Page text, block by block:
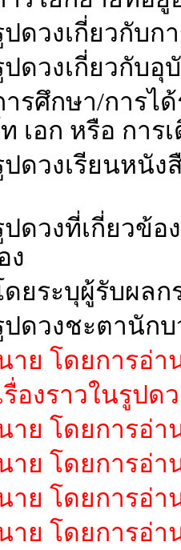
ดวงเกี่ยวกับก
ดวงเกี่ยวกับอุ
รศึกษา/การไ
เอก หรือ การ
ดวงเรียนหนัง
ดวงที่เกี่ยวข้อ
ง
ยระบุผู้รับผลก
ปดวงชะตานัก
าย โดยการอ่
รื่องราวในรูปด
าย โดยการอ่
าย โดยการอ่
าย โดยการอ่
าย โดยการอ่